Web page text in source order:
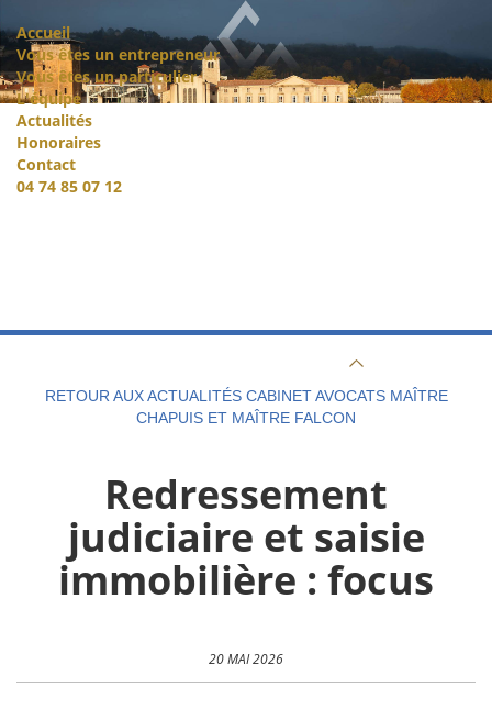
Accueil
Vous êtes un entrepreneur
Vous êtes un particulier
L'équipe
Actualités
Honoraires
Contact
04 74 85 07 12
RETOUR AUX ACTUALITÉS CABINET AVOCATS MAÎTRE
CHAPUIS ET MAÎTRE FALCON
Redressement
judiciaire et saisie
immobilière : focus
20 MAI 2026